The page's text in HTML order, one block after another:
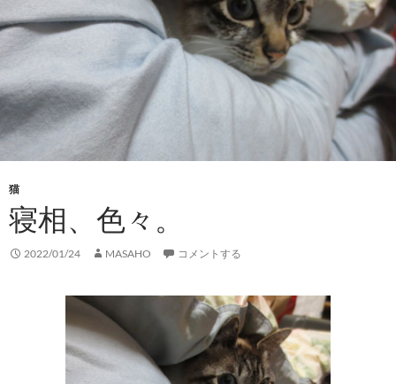
猫
寝相、色々。
2022/01/24 MASAHO コメントする